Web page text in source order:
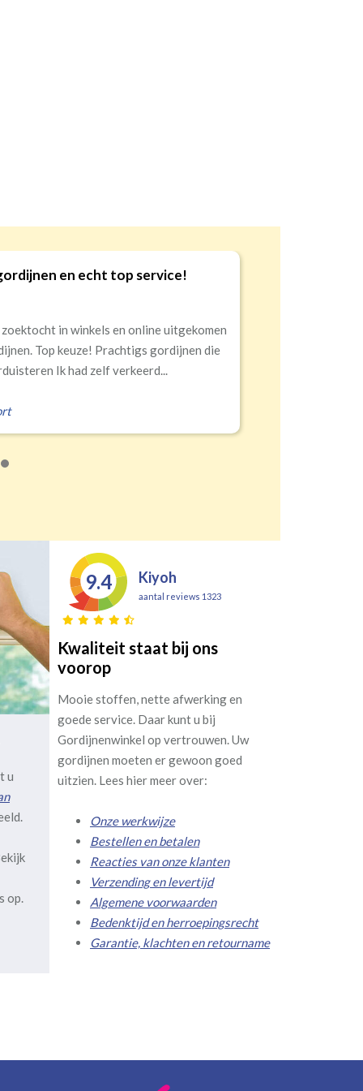
Goede kwaliteit en service!
Snelle levering, alles netjes aangekomen
Erald,Zeist
u
op.
9.4 Kiyoh
aantal reviews 1323
Kwaliteit staat bij ons
voorop
Mooie stoffen, nette afwerking en
goede service. Daar kunt u bij
Gordijnenwinkel op vertrouwen. Uw
gordijnen moeten er gewoon goed
uitzien. Lees hier meer over:
Onze werkwijze
Bestellen en betalen
Reacties van onze klanten
Verzending en levertijd
Algemene voorwaarden
Bedenktijd en herroepingsrecht
Garantie, klachten en retourname